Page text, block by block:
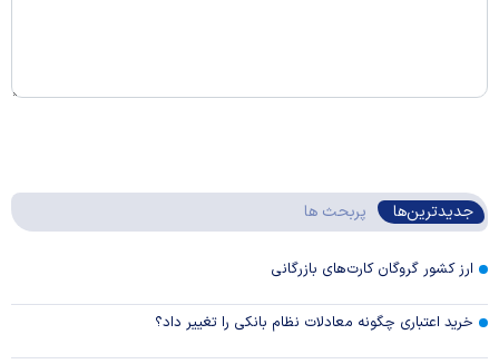
جدیدترین‌ها پربحث ها
ارز کشور گروگان کارت‌های بازرگانی
خرید اعتباری چگونه معادلات نظام بانکی را تغییر داد؟